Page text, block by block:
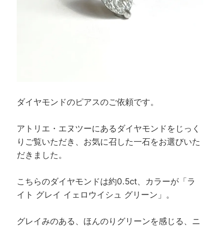
ダイヤモンドのピアスのご依頼です。
アトリエ・エヌツーにあるダイヤモンドをじっく
りご覧いただき、お気に召した一石をお選びいた
だきました。
こちらのダイヤモンドは約0.5ct、カラーが「ラ
イト グレイ イェロウイシュ グリーン」。
グレイみのある、ほんのりグリーンを感じる、ニ